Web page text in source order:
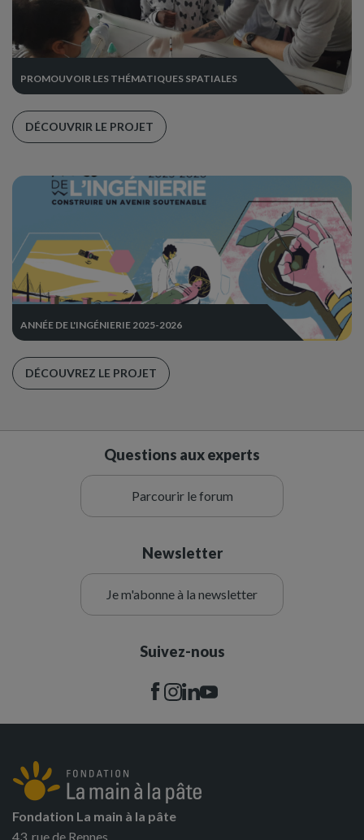
PROMOUVOIR LES THÉMATIQUES SPATIALES
DÉCOUVRIR LE PROJET
ANNÉE DE L'INGÉNIERIE 2025-2026
DÉCOUVREZ LE PROJET
Questions aux experts
Parcourir le forum
Newsletter
Je m'abonne à la newsletter
Suivez-nous
Fondation La main à la pâte
43, rue de Rennes